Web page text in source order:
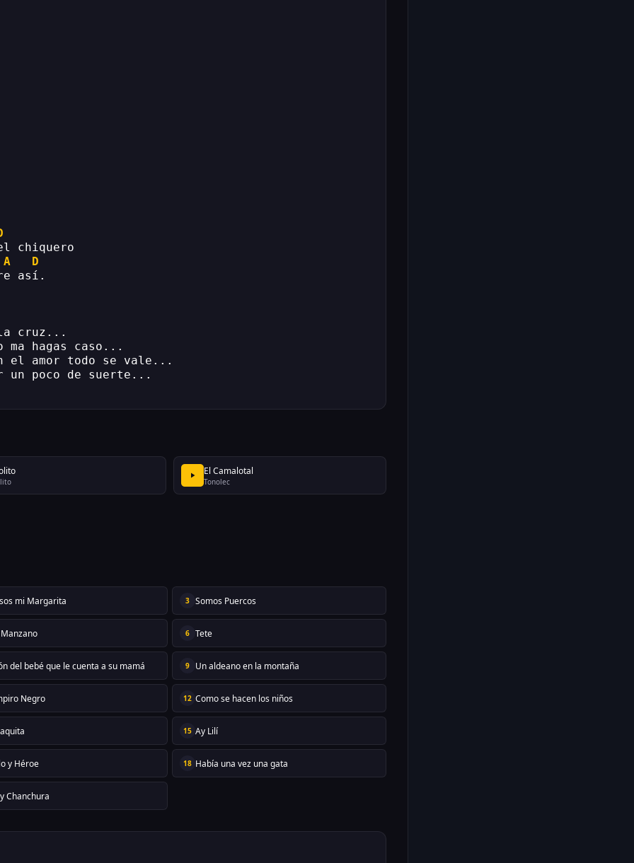
chiquero
A
D
así.
la cruz...
ma hagas caso...
el amor todo se vale...
un poco de suerte...
El Camalotal
Tonolec
mi Margarita 3 Somos Puercos
6 Tete
del bebé que le cuenta a su mamá 9 Un aldeano en la montaña
Negro 12 Como se hacen los niños
15 Ay Lilí
y Héroe 18 Había una vez una gata
Chanchura